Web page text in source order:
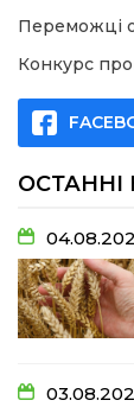
Переможці
Конкурс